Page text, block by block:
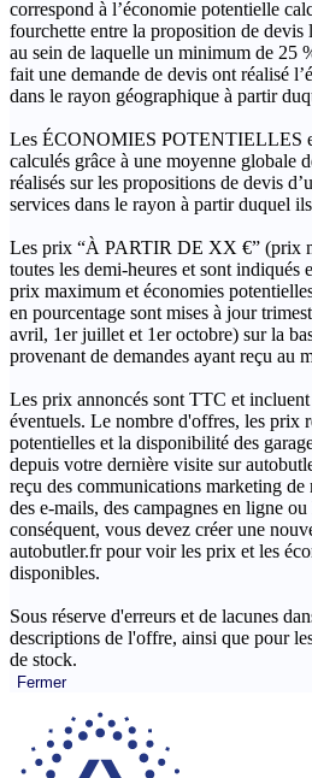
correspond à l’économie potentielle
fourchette entre la proposition de devis
au sein de laquelle un minimum de 25
fait une demande de devis ont réalisé
dans le rayon géographique à partir
Les ÉCONOMIES POTENTIELLES
calculés grâce à une moyenne globale
réalisés sur les propositions de devis
services dans le rayon à partir duquel
Les prix “À PARTIR DE XX €” (prix
toutes les demi-heures et sont indiqués
prix maximum et économies
en pourcentage sont mises à jour
avril, 1er juillet et 1er octobre) sur la
provenant de demandes ayant reçu au
Les prix annoncés sont TTC et incluent
éventuels. Le nombre d'offres, les prix
potentielles et la disponibilité des
depuis votre dernière visite sur
reçu des communications marketing
des e-mails, des campagnes en ligne
conséquent, vous devez créer une
autobutler.fr pour voir les prix et les
disponibles.
Sous réserve d'erreurs et de lacunes
descriptions de l'offre, ainsi que pour
de stock.
Fermer